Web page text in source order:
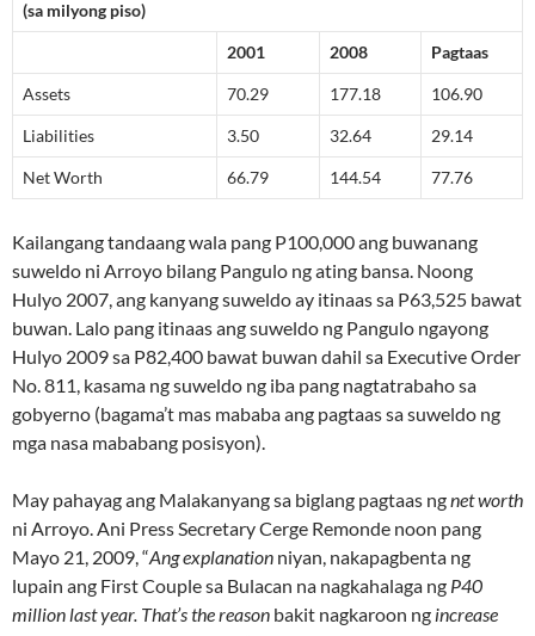
(sa milyong piso)
2001 2008 Pagtaas
Assets 70.29 177.18 106.90
Liabilities 3.50 32.64 29.14
Net Worth 66.79 144.54 77.76
Kailangang tandaang wala pang P100,000 ang buwanang
suweldo ni Arroyo bilang Pangulo ng ating bansa. Noong
Hulyo 2007, ang kanyang suweldo ay itinaas sa P63,525 bawat
buwan. Lalo pang itinaas ang suweldo ng Pangulo ngayong
Hulyo 2009 sa P82,400 bawat buwan dahil sa Executive Order
No. 811, kasama ng suweldo ng iba pang nagtatrabaho sa
gobyerno (bagama’t mas mababa ang pagtaas sa suweldo ng
mga nasa mababang posisyon).
May pahayag ang Malakanyang sa biglang pagtaas ngnet worth
ni Arroyo. Ani Press Secretary Cerge Remonde noon pang
Mayo 21, 2009, “Ang explanation niyan, nakapagbenta ng
lupain ang First Couple sa Bulacan na nagkahalaga ng P40
million last year. That’s the reason bakit nagkaroon ng increase